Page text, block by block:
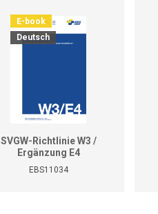
E-book
Deutsch
SVGW-Richtlinie W3 /
Ergänzung E4
EBS11034